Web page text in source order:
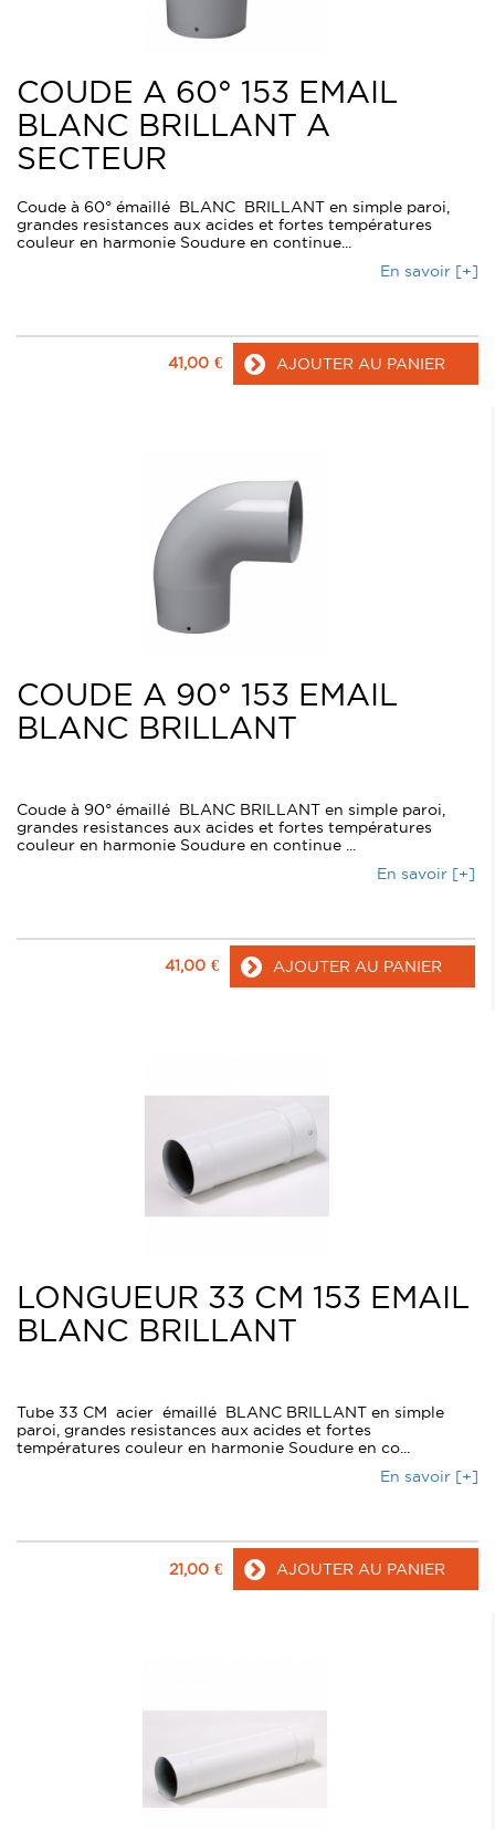
COUDE A 60° 153 EMAIL
BLANC BRILLANT A
SECTEUR
Coude à 60° émaillé BLANC BRILLANT en simple paroi,
grandes resistances aux acides et fortes températures
couleur en harmonie Soudure en continue...
En savoir [+]
41,00 € AJOUTER AU PANIER
COUDE A 90° 153 EMAIL
BLANC BRILLANT
Coude à 90° émaillé BLANC BRILLANT en simple paroi,
grandes resistances aux acides et fortes températures
couleur en harmonie Soudure en continue ...
En savoir [+]
41,00 € AJOUTER AU PANIER
LONGUEUR 33 CM 153 EMAIL
BLANC BRILLANT
Tube 33 CM acier émaillé BLANC BRILLANT en simple
paroi, grandes resistances aux acides et fortes
températures couleur en harmonie Soudure en co...
En savoir [+]
21,00 € AJOUTER AU PANIER